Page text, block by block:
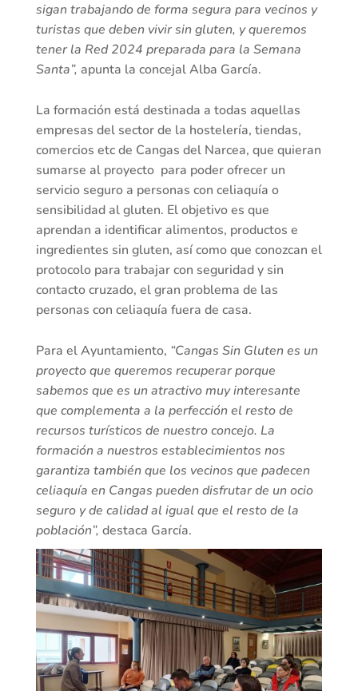
sigan trabajando de forma segura para vecinos y
turistas que deben vivir sin gluten, y queremos
tener la Red 2024 preparada para la Semana
Santa”, apunta la concejal Alba García.
La formación está destinada a todas aquellas
empresas del sector de la hostelería, tiendas,
comercios etc de Cangas del Narcea, que quieran
sumarse al proyecto para poder ofrecer un
servicio seguro a personas con celiaquía o
sensibilidad al gluten. El objetivo es que
aprendan a identificar alimentos, productos e
ingredientes sin gluten, así como que conozcan el
protocolo para trabajar con seguridad y sin
contacto cruzado, el gran problema de las
personas con celiaquía fuera de casa.
Para el Ayuntamiento, “Cangas Sin Gluten es un
proyecto que queremos recuperar porque
sabemos que es un atractivo muy interesante
que complementa a la perfección el resto de
recursos turísticos de nuestro concejo. La
formación a nuestros establecimientos nos
garantiza también que los vecinos que padecen
celiaquía en Cangas pueden disfrutar de un ocio
seguro y de calidad al igual que el resto de la
población”, destaca García.